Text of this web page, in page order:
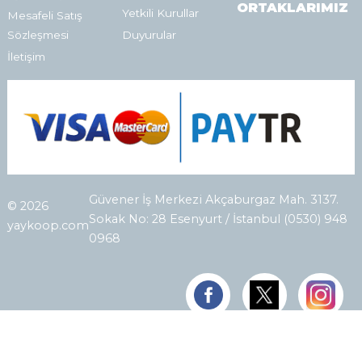
Mesafeli Satış
Sözleşmesi
İletişim
Yetkili Kurullar
Duyurular
ORTAKLARIMIZ
© 2026
yaykoop.com
Güvener İş Merkezi Akçaburgaz Mah. 3137.
Sokak No: 28 Esenyurt / İstanbul (0530) 948
0968